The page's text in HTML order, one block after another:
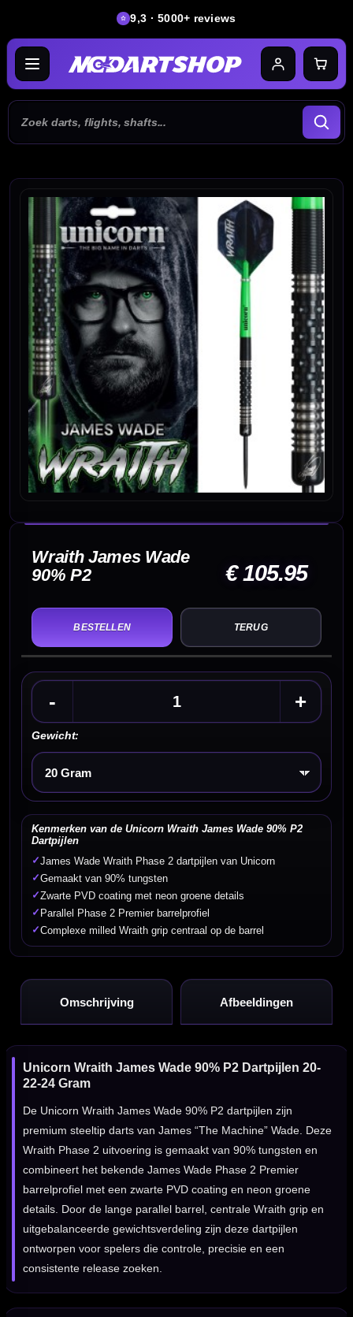
9,3 · 5000+ reviews
Wraith James Wade
90% P2
€ 105.95
TERUG
- +
Gewicht:
Kies een optie
Kenmerken van de Unicorn Wraith James Wade 90% P2
Dartpijlen
✓James Wade Wraith Phase 2 dartpijlen van Unicorn
✓Gemaakt van 90% tungsten
✓Zwarte PVD coating met neon groene details
✓ Parallel Phase 2 Premier barrelprofiel
✓Complexe milled Wraith grip centraal op de barrel
Omschrijving Afbeeldingen
Unicorn Wraith James Wade 90% P2 Dartpijlen 20-
22-24 Gram
De Unicorn Wraith James Wade 90% P2 dartpijlen zijn
premium steeltip darts van James “The Machine” Wade. Deze
Wraith Phase 2 uitvoering is gemaakt van 90% tungsten en
combineert het bekende James Wade Phase 2 Premier
barrelprofiel met een zwarte PVD coating en neon groene
details. Door de lange parallel barrel, centrale Wraith grip en
uitgebalanceerde gewichtsverdeling zijn deze dartpijlen
ontworpen voor spelers die controle, precisie en een
consistente release zoeken.